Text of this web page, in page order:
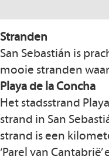
Stranden
San Sebastián is
mooie stranden
Playa de la Concha
Het stadsstrand
strand in San
strand is een
‘Parel van